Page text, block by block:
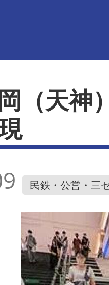
天神
民鉄・公営・三